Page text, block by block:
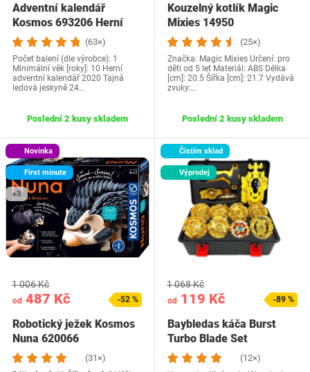
Adventní kalendář
Kosmos 693206 Herní
(63×)
Počet balení (dle výrobce): 1
Minimální věk [roky]: 10 Herní
adventní kalendář 2020 Tajná
ledová jeskyně 24…
Poslední 2 kusy skladem
Kouzelný kotlík Magic
Mixies 14950
(25×)
Značka: Magic Mixies Určení: pro
děti od 5 let Materiál: ABS Délka
[cm]: 20.5 Šířka [cm]: 21.7 Vydává
zvuky:…
Poslední 2 kusy skladem
Novinka
First minute
+3
od 487 Kč
1 006 Kč
-52 %
Robotický ježek Kosmos
Nuna 620066
(31×)
Čistím sklad
Výprodej
od 119 Kč
1 068 Kč
-89 %
Baybledas káča Burst
Turbo Blade Set
(12×)